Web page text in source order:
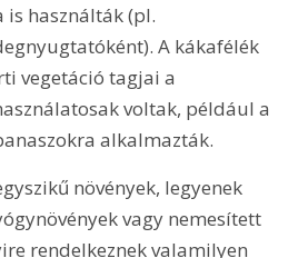
is használták (pl.
A kákafélék
vegetáció tagjai a
voltak, például a
alkalmazták.
növények, legyenek
vagy nemesített
rendelkeznek valamilyen